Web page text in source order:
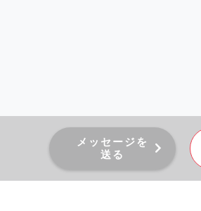
メッセージを
送る